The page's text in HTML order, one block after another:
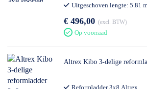
Uitgeschoven lengte: 5.81
€ 496,00 excl. BTW
Op voorraad
Altrex Kibo 3-delige
Reformladder 3x8 Altrex